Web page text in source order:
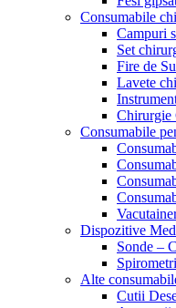
Consumabile
Campuri
Set
Fire de
Lavete
Chirurgie
Consumabile
Dispozitive
Sonde –
Alte
Cutii